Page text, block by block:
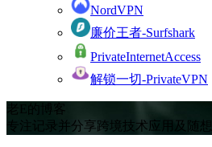
NordVPN
廉价王者-Surfshark
PrivateInternetAccess
解锁一切-PrivateVPN
老E的博客
专注记录并分享跨境技术应用及随想